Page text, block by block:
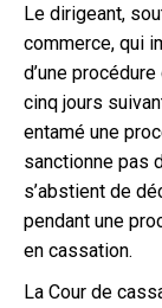
Le dirigeant,
commerce, qui
d’une
cinq jours
entamé une
sanctionne pas
s’abstient de
pendant une
en cassation.
La Cour de